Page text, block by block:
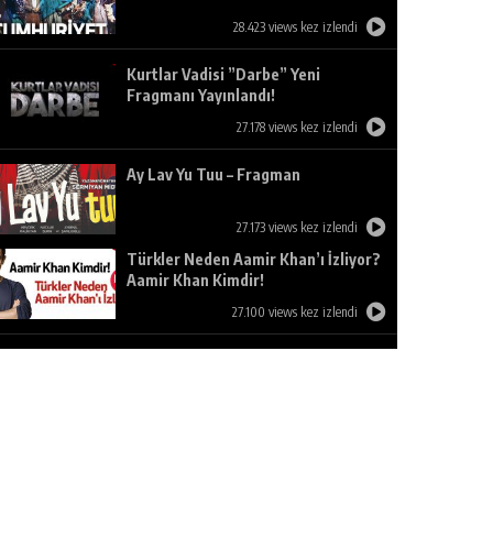
28.423 views kez izlendi
Kurtlar Vadisi ”Darbe” Yeni
Fragmanı Yayınlandı!
27.178 views kez izlendi
Ay Lav Yu Tuu – Fragman
27.173 views kez izlendi
Türkler Neden Aamir Khan’ı İzliyor?
Aamir Khan Kimdir!
27.100 views kez izlendi